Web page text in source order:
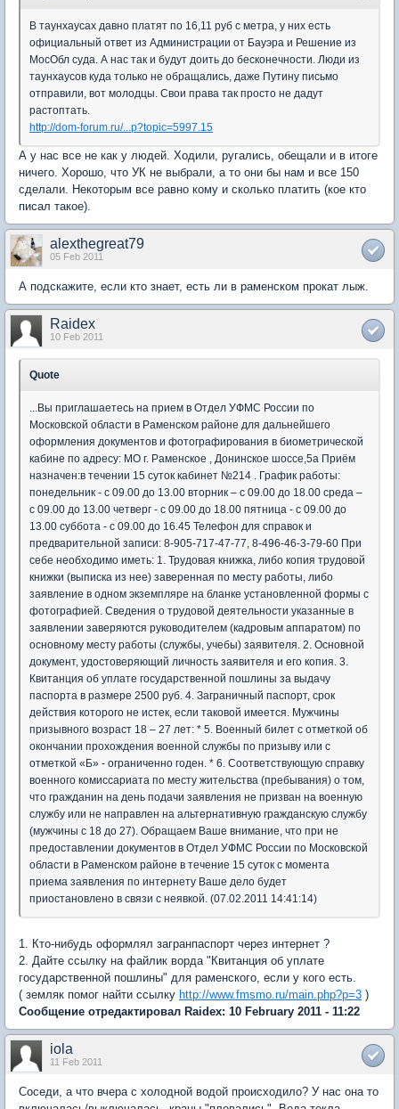
В таунхаусах давно платят по 16,11 руб с метра, у них есть
официальный ответ из Администрации от Бауэра и Решение из
МосОбл суда. А нас так и будут доить до бесконечности. Люди из
таунхаусов куда только не обращались, даже Путину письмо
отправили, вот молодцы. Свои права так просто не дадут
растоптать.
http://dom-forum.ru/...p?topic=5997.15
А у нас все не как у людей. Ходили, ругались, обещали и в итоге
ничего. Хорошо, что УК не выбрали, а то они бы нам и все 150
сделали. Некоторым все равно кому и сколько платить (кое кто
писал такое).
alexthegreat79
05 Feb 2011
А подскажите, если кто знает, есть ли в раменском прокат лыж.
Raidex
10 Feb 2011
Quote
...Вы приглашаетесь на прием в Отдел УФМС России по
Московской области в Раменском районе для дальнейшего
оформления документов и фотографирования в биометрической
кабине по адресу: МО г. Раменское , Донинское шоссе,5а Приём
назначен:в течении 15 суток кабинет №214 . График работы:
понедельник - с 09.00 до 13.00 вторник – с 09.00 до 18.00 среда –
с 09.00 до 13.00 четверг - с 09.00 до 18.00 пятница - с 09.00 до
13.00 суббота - с 09.00 до 16.45 Телефон для справок и
предварительной записи: 8-905-717-47-77, 8-496-46-3-79-60 При
себе необходимо иметь: 1. Трудовая книжка, либо копия трудовой
книжки (выписка из нее) заверенная по месту работы, либо
заявление в одном экземпляре на бланке установленной формы с
фотографией. Сведения о трудовой деятельности указанные в
заявлении заверяются руководителем (кадровым аппаратом) по
основному месту работы (службы, учебы) заявителя. 2. Основной
документ, удостоверяющий личность заявителя и его копия. 3.
Квитанция об уплате государственной пошлины за выдачу
паспорта в размере 2500 руб. 4. Заграничный паспорт, срок
действия которого не истек, если таковой имеется. Мужчины
призывного возраст 18 – 27 лет: * 5. Военный билет с отметкой об
окончании прохождения военной службы по призыву или с
отметкой «Б» - ограниченно годен. * 6. Соответствующую справку
военного комиссариата по месту жительства (пребывания) о том,
что гражданин на день подачи заявления не призван на военную
службу или не направлен на альтернативную гражданскую службу
(мужчины с 18 до 27). Обращаем Ваше внимание, что при не
предоставлении документов в Отдел УФМС России по Московской
области в Раменском районе в течение 15 суток с момента
приема заявления по интернету Ваше дело будет
приостановлено в связи с неявкой. (07.02.2011 14:41:14)
1. Кто-нибудь оформлял загранпаспорт через интернет ?
2. Дайте ссылку на файлик ворда "Квитанция об уплате
государственной пошлины" для раменского, если у кого есть.
( земляк помог найти ссылку http://www.fmsmo.ru/main.php?p=3 )
Сообщение отредактировал Raidex: 10 February 2011 - 11:22
iola
11 Feb 2011
Соседи, а что вчера с холодной водой происходило? У нас она то